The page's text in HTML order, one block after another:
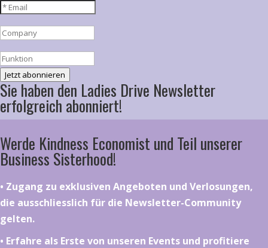
Jetzt abonnieren
Sie haben den Ladies Drive Newsletter
erfolgreich abonniert!
Werde Kindness Economist und Teil unserer
Business Sisterhood!
•⁠ ⁠⁠Zugang zu exklusiven Angeboten und Verlosungen,
die ausschliesslich für die Newsletter-Community
gelten.
•⁠ ⁠⁠Erfahre als Erste von unseren Events und profitiere